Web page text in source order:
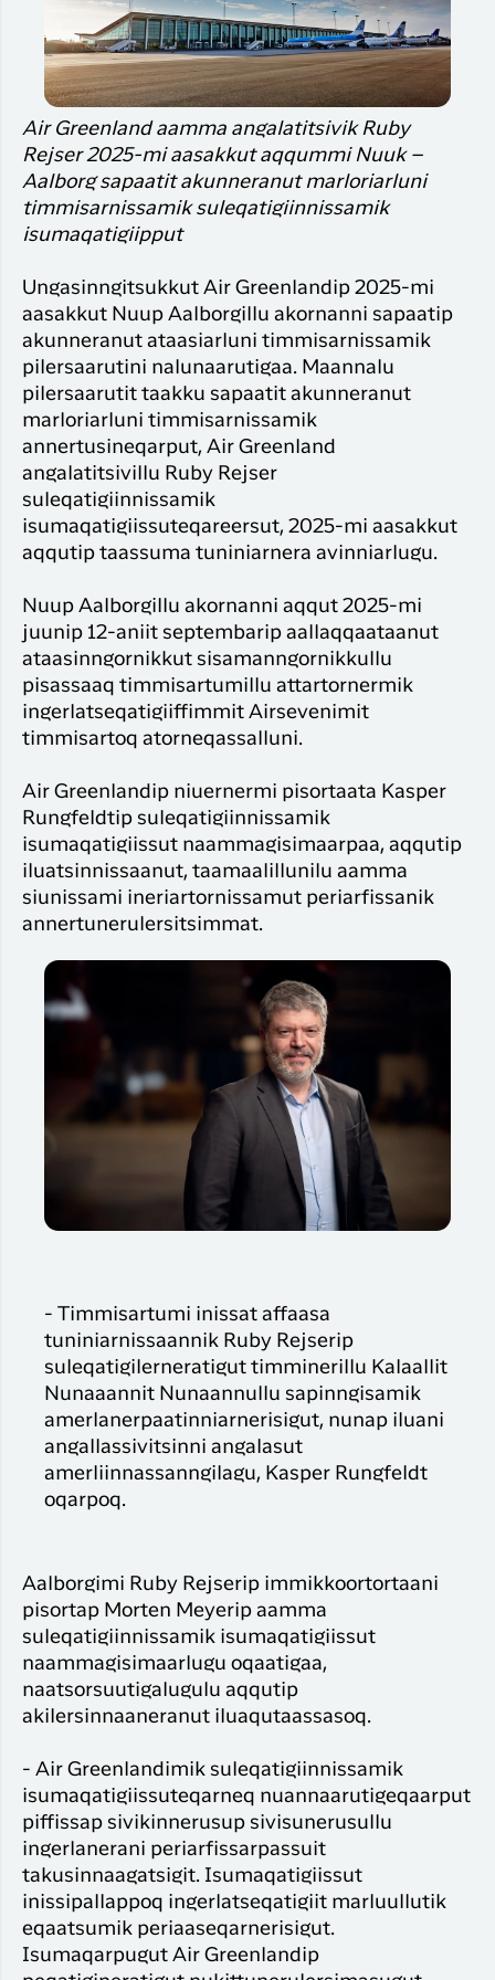
Suliffimmit
angalanerit
unnuinerillu
Har du glemt din adgangskode?
Ny Profil
Tilmeld dig gratis Club Timmisa og få en
masse eksklusive fordele. Læs mere om
klubbenher.
Air Greenland aamma angalatitsivik Ruby
Rejser 2025-mi aasakkut aqqummi Nuuk –
Aalborg sapaatit akunneranut marloriarluni
timmisarnissamik suleqatigiinnissamik
isumaqatigiipput
Ungasinngitsukkut Air Greenlandip 2025-mi
aasakkut Nuup Aalborgillu akornanni sapaatip
akunneranut ataasiarluni timmisarnissamik
pilersaarutini nalunaarutigaa. Maannalu
pilersaarutit taakku sapaatit akunneranut
marloriarluni timmisarnissamik
annertusineqarput, Air Greenland
angalatitsivillu Ruby Rejser
suleqatigiinnissamik
isumaqatigiissuteqareersut, 2025-mi aasakkut
aqqutip taassuma tuniniarnera avinniarlugu.
Nuup Aalborgillu akornanni aqqut 2025-mi
juunip 12-aniit septembarip aallaqqaataanut
ataasinngornikkut sisamanngornikkullu
pisassaaq timmisartumillu attartornermik
ingerlatseqatigiiffimmit Airsevenimit
timmisartoq atorneqassalluni.
Air Greenlandip niuernermi pisortaata Kasper
Rungfeldtip suleqatigiinnissamik
isumaqatigiissut naammagisimaarpaa, aqqutip
iluatsinnissaanut, taamaalillunilu aamma
siunissami ineriartornissamut periarfissanik
annertunerulersitsimmat.
- Timmisartumi inissat affaasa
tuniniarnissaannik Ruby Rejserip
suleqatigilerneratigut timminerillu Kalaallit
Nunaaannit Nunaannullu sapinngisamik
amerlanerpaatinniarnerisigut, nunap iluani
angallassivitsinni angalasut
amerliinnassanngilagu, Kasper Rungfeldt
oqarpoq.
Aalborgimi Ruby Rejserip immikkoortortaani
pisortap Morten Meyerip aamma
suleqatigiinnissamik isumaqatigiissut
naammagisimaarlugu oqaatigaa,
naatsorsuutigalugulu aqqutip
akilersinnaaneranut iluaqutaassasoq.
- Air Greenlandimik suleqatigiinnissamik
isumaqatigiissuteqarneq nuannaarutigeqaarput
piffissap sivikinnerusup sivisunerusullu
ingerlanerani periarfissarpassuit
takusinnaagatsigit. Isumaqatigiissut
inissipallappoq ingerlatseqatigiit marluullutik
eqaatsumik periaaseqarnerisigut.
Isumaqarpugut Air Greenlandip